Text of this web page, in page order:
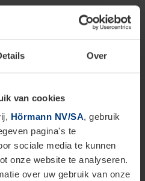
Over
van cookies
Hörmann NV/SA, gebruik
pagina's te
sociale media te kunnen
onze website te analyseren.
over uw gebruik van onze